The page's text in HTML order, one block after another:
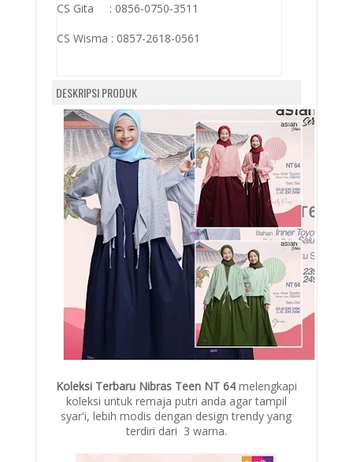
CS Gita : 0856-0750-3511
CS Wisma : 0857-2618-0561
DESKRIPSI PRODUK
Koleksi Terbaru Nibras Teen NT 64melengkapi
koleksi untuk remaja putri anda agar tampil
syar'i, lebih modis dengan design trendy yang
terdiri dari 3 warna.